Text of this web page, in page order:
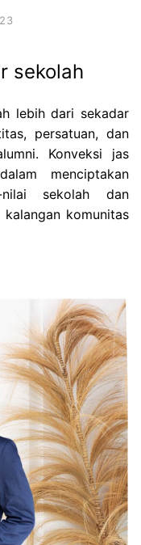
sekolah
lebih dari sekadar
persatuan, dan
Konveksi jas
menciptakan
sekolah dan
komunitas